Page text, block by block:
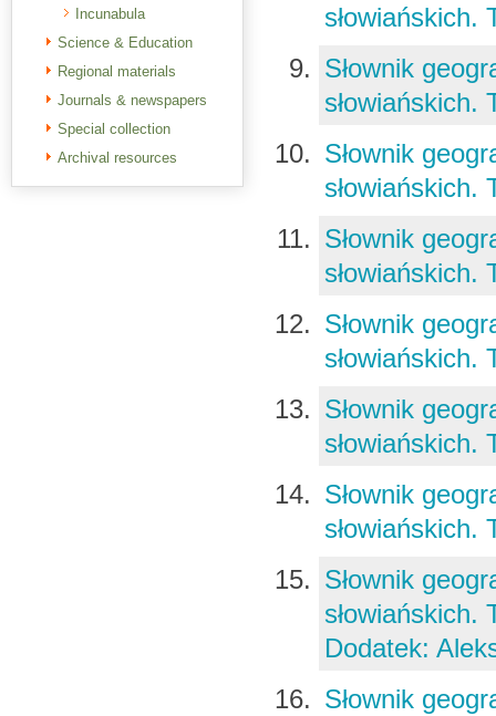
Incunabula
Science & Education
Regional materials
Journals & newspapers
Special collection
Archival resources
Słownik
Słownik
Słownik
Słownik
Słownik
Słownik
słowiańskich.
Słownik
słowiańskich.
Dodatek:
Słownik